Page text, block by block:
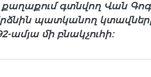
գտնվող Վան
պատկանող կտավներից
ամյա մի բնակչուհի։